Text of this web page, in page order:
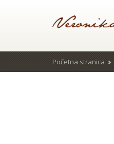
Početna stranica